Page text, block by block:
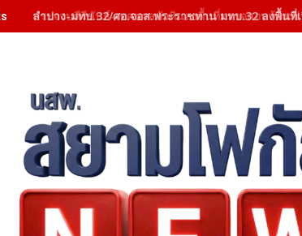
ลำปาง-มทบ.32/ศอ.จอส.พระราชทาน มทบ.32 ลงพื้นที่เ